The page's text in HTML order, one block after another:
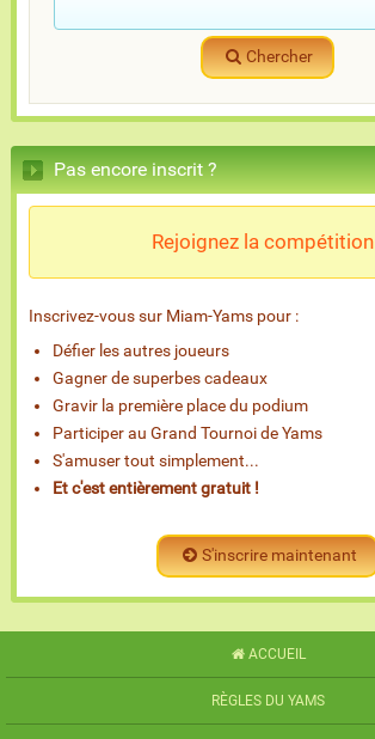
Chercher
Pas encore inscrit ?
Rejoignez la compétition
Inscrivez-vous sur Miam-Yams pour :
Défier les autres joueurs
Gagner de superbes cadeaux
Gravir la première place du podium
Participer au Grand Tournoi de Yams
S'amuser tout simplement...
Et c'est entièrement gratuit !
S'inscrire maintenant
ACCUEIL
RÈGLES DU YAMS